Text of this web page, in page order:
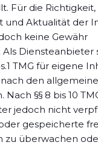
Für die Richtigkeit,
und Aktualität der
keine Gewähr
Diensteanbieter
TMG für eigene
den
§§ 8 bis 10
jedoch nicht
gespeicherte
zu überwachen